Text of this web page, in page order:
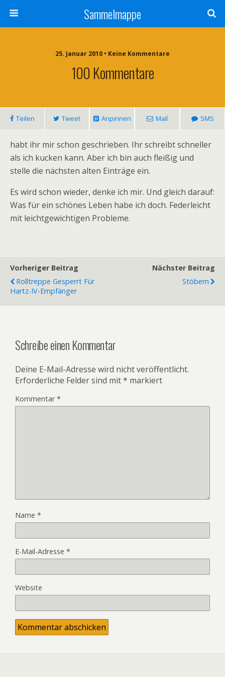
Sammelmappe
25. Januar 2010 • Keine Kommentare
100 Kommentare
Teilen Tweet Anpinnen Mail SMS
habt ihr mir schon geschrieben. Ihr schreibt schneller
als ich kucken kann. Aber ich bin auch fleißig und
stelle die nächsten alten Einträge ein.
Es wird schon wieder, denke ich mir. Und gleich darauf:
Was für ein schönes Leben habe ich doch. Federleicht
mit leichtgewichtigen Probleme.
Vorheriger Beitrag
Rolltreppe Gesperrt Für
Hartz-IV-Empfänger
Nächster Beitrag
Stöbern
Schreibe einen Kommentar
Deine E-Mail-Adresse wird nicht veröffentlicht.
Erforderliche Felder sind mit* markiert
Kommentar*
Name *
E-Mail-Adresse *
Website